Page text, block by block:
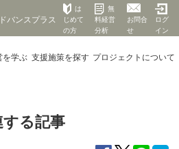
バンスプラス
は
じめて
の方
無
料経営
分析
お問合
せ
ログ
イン
を学ぶ 支援施策を探す プロジェクト について
する記事